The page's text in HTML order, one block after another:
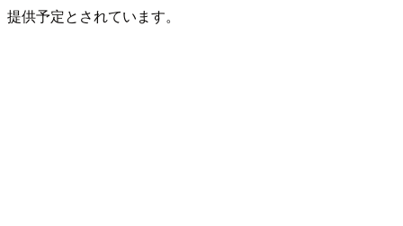
提供予定とされています。